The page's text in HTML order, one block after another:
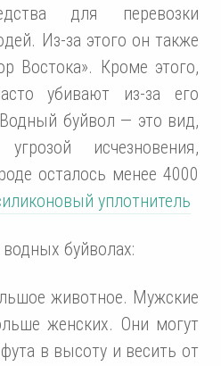
для перевозки
Из-за этого он также
Востока». Кроме этого,
убивают из-за его
буйвол — это вид,
исчезновения,
осталось менее 4000
уплотнитель
буйволах:
животное. Мужские
женских. Они могут
в высоту и весить от